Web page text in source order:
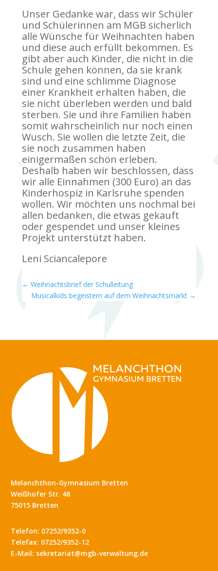
Unser Gedanke war, dass wir Schüler
und Schülerinnen am MGB sicherlich
alle Wünsche für Weihnachten haben
und diese auch erfüllt bekommen. Es
gibt aber auch Kinder, die nicht in die
Schule gehen können, da sie krank
sind und eine schlimme Diagnose
einer Krankheit erhalten haben, die
sie nicht überleben werden und bald
sterben. Sie und ihre Familien haben
somit wahrscheinlich nur noch einen
Wusch. Sie wollen die letzte Zeit, die
sie noch zusammen haben
einigermaßen schön erleben.
Deshalb haben wir beschlossen, dass
wir alle Einnahmen (300 Euro) an das
Kinderhospiz in Karlsruhe spenden
wollen. Wir möchten uns nochmal bei
allen bedanken, die etwas gekauft
oder gespendet und unser kleines
Projekt unterstützt haben.
Leni Sciancalepore
← Weihnachtsbrief der Schulleitung
Musicalkids begeistern auf dem Weihnachtsmarkt →
Melanchthon-Gymnasium Bretten
Weißhofer Str. 48
75015 Bretten
Telefon: 07252/9352-0
Telefax: 07252/9352-12
E-Mail: sekretariat@mgb-verwaltung.de